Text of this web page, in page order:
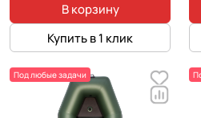
В корзину
Купить в 1 клик
Под любые задачи